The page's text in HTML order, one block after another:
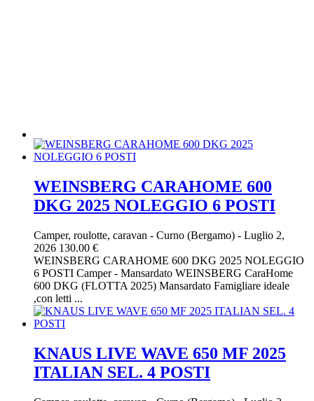
WEINSBERG CARAHOME 600
DKG 2025 NOLEGGIO 6 POSTI
Camper, roulotte, caravan - Curno (Bergamo) - Luglio 2,
2026 130.00 €
WEINSBERG CARAHOME 600 DKG 2025 NOLEGGIO
6 POSTI Camper - Mansardato WEINSBERG CaraHome
600 DKG (FLOTTA 2025) Mansardato Famigliare ideale
,con letti ...
KNAUS LIVE WAVE 650 MF 2025
ITALIAN SEL. 4 POSTI